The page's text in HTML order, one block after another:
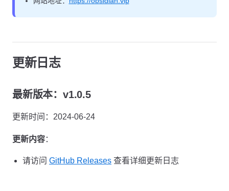
更新日志
最新版本：v1.0.5
更新时间：2024-06-24
更新内容：
请访问 GitHub Releases 查看详细更新日志